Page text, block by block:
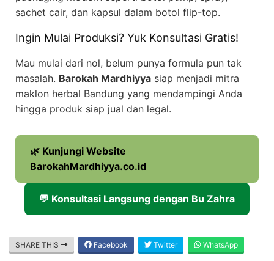
sachet cair, dan kapsul dalam botol flip-top.
Ingin Mulai Produksi? Yuk Konsultasi Gratis!
Mau mulai dari nol, belum punya formula pun tak
masalah. Barokah Mardhiyya siap menjadi mitra
maklon herbal Bandung yang mendampingi Anda
hingga produk siap jual dan legal.
🌿 Kunjungi Website
BarokahMardhiyya.co.id
💬 Konsultasi Langsung dengan Bu Zahra
SHARE THIS Facebook Twitter WhatsApp